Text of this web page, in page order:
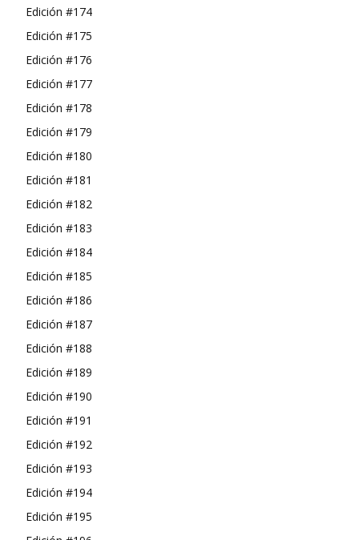
Edición #174
Edición #175
Edición #176
Edición #177
Edición #178
Edición #179
Edición #180
Edición #181
Edición #182
Edición #183
Edición #184
Edición #185
Edición #186
Edición #187
Edición #188
Edición #189
Edición #190
Edición #191
Edición #192
Edición #193
Edición #194
Edición #195